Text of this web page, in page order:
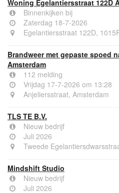
Woning Egelantiersstraat 122D
Binnenkijken bij
Zaterdag 18-7-2026
Egelantiersstraat 122D,
Brandweer met gepaste spoed
Amsterdam
112 melding
Vrijdag 17-7-2026 om 13:28
Anjeliersstraat, Amsterdam
TLS TE B.V.
Nieuw bedrijf
Juli 2026
Tweede
Mindshift Studio
Nieuw bedrijf
Juli 2026